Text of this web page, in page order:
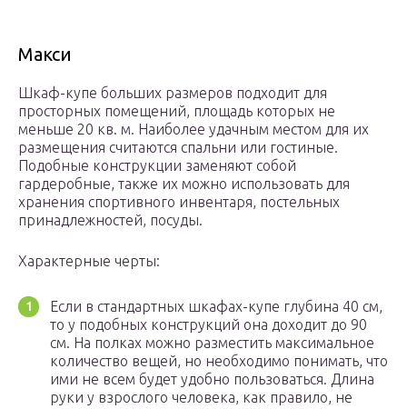
Макси
Шкаф-купе больших размеров подходит для
просторных помещений, площадь которых не
меньше 20 кв. м. Наиболее удачным местом для их
размещения считаются спальни или гостиные.
Подобные конструкции заменяют собой
гардеробные, также их можно использовать для
хранения спортивного инвентаря, постельных
принадлежностей, посуды.
Характерные черты:
Если в стандартных шкафах-купе глубина 40 см,
то у подобных конструкций она доходит до 90
см. На полках можно разместить максимальное
количество вещей, но необходимо понимать, что
ими не всем будет удобно пользоваться. Длина
руки у взрослого человека, как правило, не